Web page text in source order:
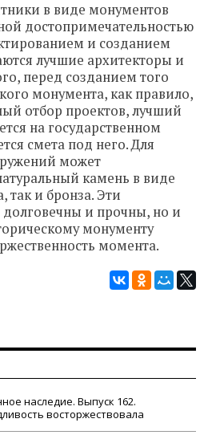
в виде монументов
достопримечательностью
и созданием
лучшие архитекторы и
перед созданием того
монумента, как правило,
отбор проектов, лучший
на государственном
смета под него. Для
может
камень в виде
так и бронза. Эти
и прочны, но и
монументу
момента.
наследие. Выпуск 162.
восторжествовала